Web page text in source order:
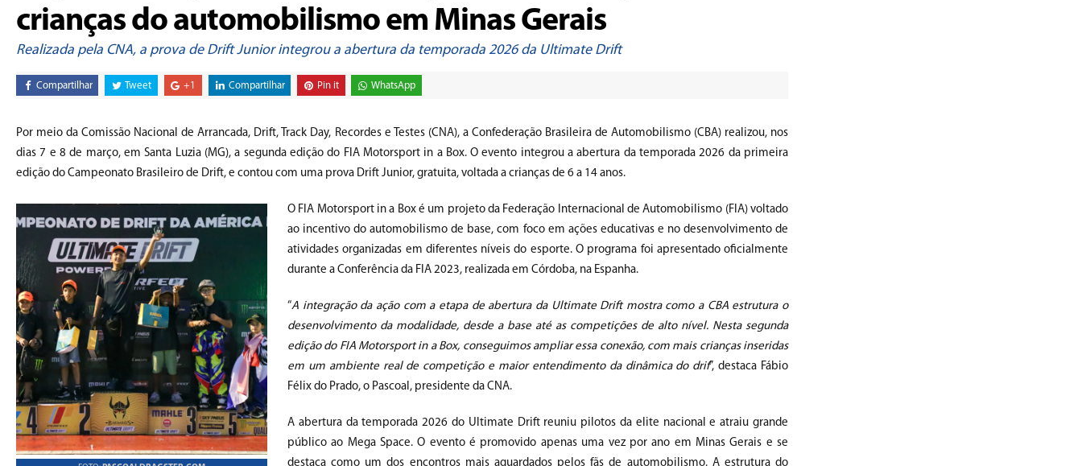
crianças do automobilismo em Minas Gerais
Realizada pela CNA, a prova de Drift Junior integrou a abertura da temporada 2026 da Ultimate Drift
Compartilhar Tweet +1 Compartilhar Pin it WhatsApp
Por meio da Comissão Nacional de Arrancada, Drift, Track Day, Recordes e Testes (CNA), a Confederação Brasileira de Automobilismo (CBA) realizou, nos
dias 7 e 8 de março, em Santa Luzia (MG), a segunda edição do FIA Motorsport in a Box. O evento integrou a abertura da temporada 2026 da primeira
edição do Campeonato Brasileiro de Drift, e contou com uma prova Drift Junior, gratuita, voltada a crianças de 6 a 14 anos.
O FIA Motorsport in a Box é um projeto da Federação Internacional de Automobilismo (FIA) voltado
ao incentivo do automobilismo de base, com foco em ações educativas e no desenvolvimento de
atividades organizadas em diferentes níveis do esporte. O programa foi apresentado oficialmente
durante a Conferência da FIA 2023, realizada em Córdoba, na Espanha.
“A integração da ação com a etapa de abertura da Ultimate Drift mostra como a CBA estrutura o
desenvolvimento da modalidade, desde a base até as competições de alto nível. Nesta segunda
edição do FIA Motorsport in a Box, conseguimos ampliar essa conexão, com mais crianças inseridas
em um ambiente real de competição e maior entendimento da dinâmica do drif”, destaca Fábio
Félix do Prado, o Pascoal, presidente da CNA.
A abertura da temporada 2026 do Ultimate Drift reuniu pilotos da elite nacional e atraiu grande
público ao Mega Space. O evento é promovido apenas uma vez por ano em Minas Gerais e se
destaca como um dos encontros mais aguardados pelos fãs de automobilismo. A estrutura do